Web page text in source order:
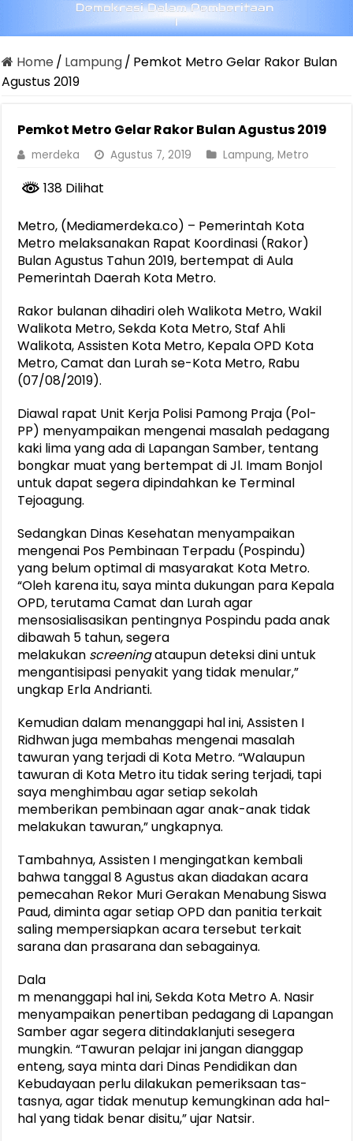
Home / Lampung/ Pemkot Metro Gelar Rakor Bulan
Agustus 2019
Pemkot Metro Gelar Rakor Bulan Agustus 2019
merdeka Agustus 7, 2019 Lampung,Metro
138 Dilihat
Metro, (Mediamerdeka.co) – Pemerintah Kota
Metro melaksanakan Rapat Koordinasi (Rakor)
Bulan Agustus Tahun 2019, bertempat di Aula
Pemerintah Daerah Kota Metro.
Rakor bulanan dihadiri oleh Walikota Metro, Wakil
Walikota Metro, Sekda Kota Metro, Staf Ahli
Walikota, Assisten Kota Metro, Kepala OPD Kota
Metro, Camat dan Lurah se-Kota Metro, Rabu
(07/08/2019).
Diawal rapat Unit Kerja Polisi Pamong Praja (Pol-
PP) menyampaikan mengenai masalah pedagang
kaki lima yang ada di Lapangan Samber, tentang
bongkar muat yang bertempat di Jl. Imam Bonjol
untuk dapat segera dipindahkan ke Terminal
Tejoagung.
Sedangkan Dinas Kesehatan menyampaikan
mengenai Pos Pembinaan Terpadu (Pospindu)
yang belum optimal di masyarakat Kota Metro.
“Oleh karena itu, saya minta dukungan para Kepala
OPD, terutama Camat dan Lurah agar
mensosialisasikan pentingnya Pospindu pada anak
dibawah 5 tahun, segera
melakukan screeningataupun deteksi dini untuk
mengantisipasi penyakit yang tidak menular,”
ungkap Erla Andrianti.
Kemudian dalam menanggapi hal ini, Assisten I
Ridhwan juga membahas mengenai masalah
tawuran yang terjadi di Kota Metro. “Walaupun
tawuran di Kota Metro itu tidak sering terjadi, tapi
saya menghimbau agar setiap sekolah
memberikan pembinaan agar anak-anak tidak
melakukan tawuran,” ungkapnya.
Tambahnya, Assisten I mengingatkan kembali
bahwa tanggal 8 Agustus akan diadakan acara
pemecahan Rekor Muri Gerakan Menabung Siswa
Paud, diminta agar setiap OPD dan panitia terkait
saling mempersiapkan acara tersebut terkait
sarana dan prasarana dan sebagainya.
Dala
m menanggapi hal ini, Sekda Kota Metro A. Nasir
menyampaikan penertiban pedagang di Lapangan
Samber agar segera ditindaklanjuti sesegera
mungkin. “Tawuran pelajar ini jangan dianggap
enteng, saya minta dari Dinas Pendidikan dan
Kebudayaan perlu dilakukan pemeriksaan tas-
tasnya, agar tidak menutup kemungkinan ada hal-
hal yang tidak benar disitu,” ujar Natsir.